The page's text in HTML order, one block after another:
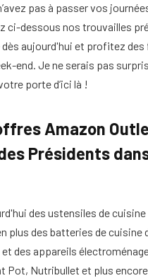
pas à passer vos
ci-dessous nos trouvailles
aujourd'hui et profitez
end. Je ne serais pas
porte d’ici là !
Amazon
Présidents
des ustensiles de
plus des batteries de cuisine
et des appareils
Pot, Nutribullet et plus